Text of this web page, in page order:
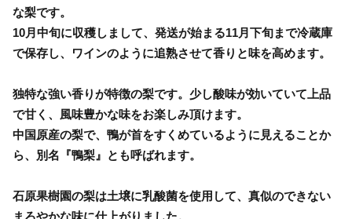
な梨です。
10月中旬に収穫しまして、発送が始まる11月下旬まで冷蔵庫
で保存し、ワインのように追熟させて香りと味を高めます。
独特な強い香りが特徴の梨です。少し酸味が効いていて上品
で甘く、風味豊かな味をお楽しみ頂けます。
中国原産の梨で、鴨が首をすくめているように見えることか
ら、別名『鴨梨』とも呼ばれます。
石原果樹園の梨は土壌に乳酸菌を使用して、真似のできない